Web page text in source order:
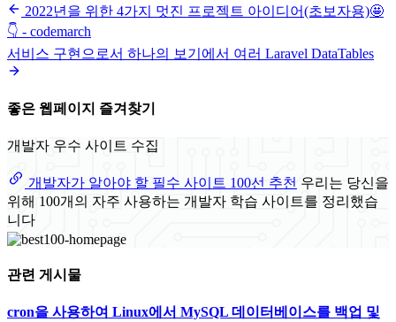
2022년을 위한 4가지 멋진 프로젝트 아이디어(초보자용)🤩
👇 - codemarch
서비스 구현으로서 하나의 보기에서 여러 Laravel DataTables
좋은 웹페이지 즐겨찾기
개발자 우수 사이트 수집
개발자가 알아야 할 필수 사이트 100선 추천 우리는 당신을
위해 100개의 자주 사용하는 개발자 학습 사이트를 정리했습
니다
관련 게시물
cron을 사용하여 Linux에서 MySQL 데이터베이스를 백업 및